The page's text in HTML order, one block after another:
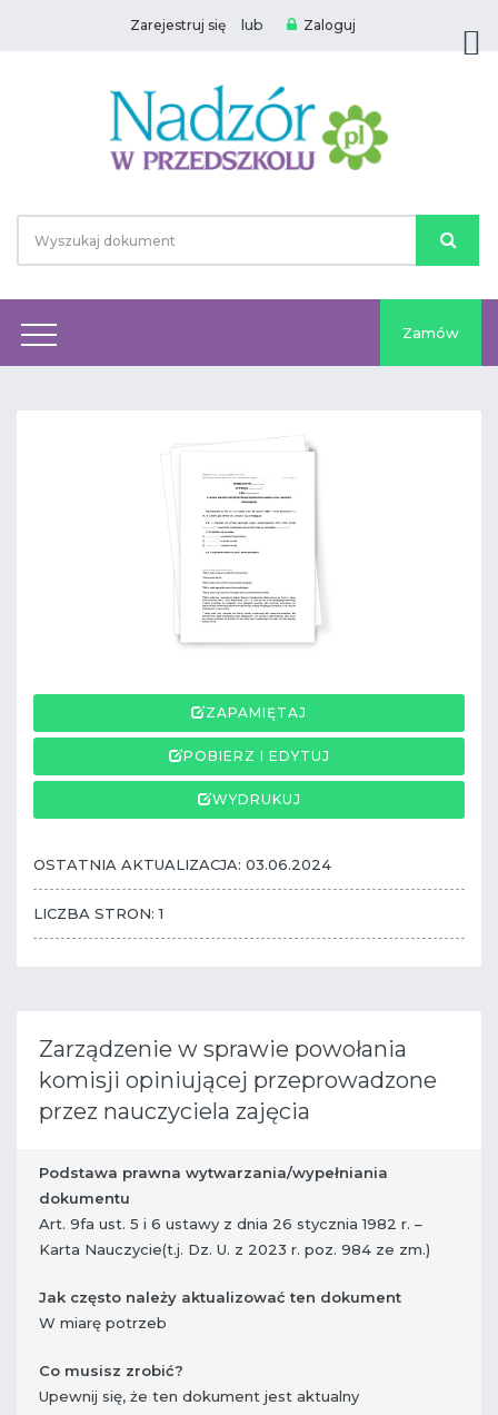
Zarejestruj się lub Zaloguj
Zamów
ZAPAMIĘTAJ
POBIERZ I EDYTUJ
WYDRUKUJ
OSTATNIA AKTUALIZACJA: 03.06.2024
LICZBA STRON: 1
Zarządzenie w sprawie powołania
komisji opiniującej przeprowadzone
przez nauczyciela zajęcia
Podstawa prawna wytwarzania/wypełniania
dokumentu
Art. 9fa ust. 5 i 6 ustawy z dnia 26 stycznia 1982 r. –
Karta Nauczycie(t.j. Dz. U. z 2023 r. poz. 984 ze zm.)
Jak często należy aktualizować ten dokument
W miarę potrzeb
Co musisz zrobić?
​ Upewnij się, że ten dokument jest aktualny